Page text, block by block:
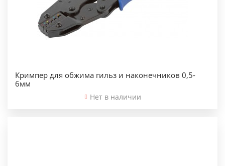
Кримпер для обжима гильз и наконечников 0,5-
6мм
Нет в наличии